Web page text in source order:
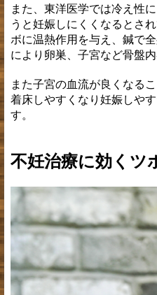
また、東洋医学では冷え性
うと妊娠しにくくなるとさ
ボに温熱作用を与え、鍼で
により卵巣、子宮など骨盤
また子宮の血流が良くなる
着床しやすくなり妊娠しや
す。
不妊治療に効くツ